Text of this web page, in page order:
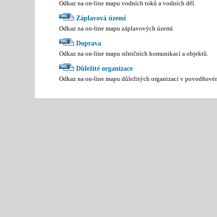
Odkaz na on-line mapu vodních toků a vodních děl.
Záplavová území
Odkaz na on-line mapu záplavových území.
Doprava
Odkaz na on-line mapu silničních komunikací a objektů.
Důležité organizace
Odkaz na on-line mapu důležitých organizací v